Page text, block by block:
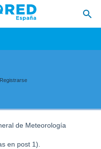
Registrarse
de Meteorología
en post 1).